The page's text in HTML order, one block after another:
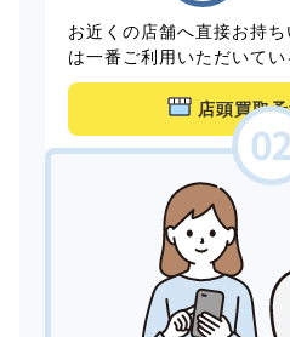
お近くの店舗へ直接お持ち
は一番ご利用いただいてい
店頭買取